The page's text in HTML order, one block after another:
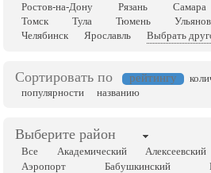
Ростов-на-Дону
Рязань Самара
Томск
Тула Тюмень
Челябинск
Ярославль Выбрать
Сортировать по рейтингу
популярности
названию
Выберите район
Все Академический Алексеевский
Аэропорт
Бабушкинский